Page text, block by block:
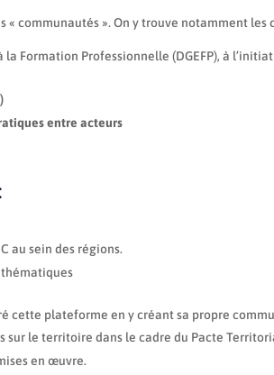
« communautés ». On y trouve notamment
Formation Professionnelle (DGEFP), à
entre acteurs
au sein des régions.
thématiques
cette plateforme en y créant sa propre
sur le territoire dans le cadre du Pacte
en œuvre.